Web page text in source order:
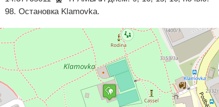
98. Остановка Klamovka.